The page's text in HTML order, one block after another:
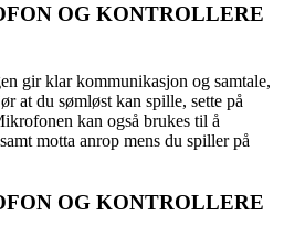
OG KONTROLLERE
gir klar kommunikasjon og samtale,
at du sømløst kan spille, sette på
kan også brukes til å
motta anrop mens du spiller på
OG KONTROLLERE